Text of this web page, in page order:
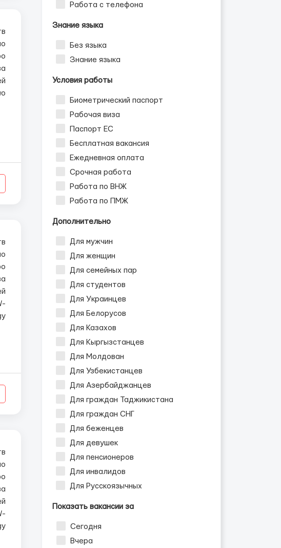
Работа с телефона
Знание языка
Без языка
Знание языка
Условия работы
Биометрический паспорт
Рабочая виза
Паспорт ЕС
Бесплатная вакансия
Ежедневная оплата
Срочная работа
Работа по ВНЖ
Работа по ПМЖ
Дополнительно
Для мужчин
Для женщин
Для семейных пар
Для студентов
Для Украинцев
Для Белорусов
Для Казахов
Для Кыргызстанцев
Для Молдован
Для Узбекистанцев
Для Азербайджанцев
Для граждан Таджикистана
Для граждан СНГ
Для беженцев
Для девушек
Для пенсионеров
Для инвалидов
Для Русскоязычных
Показать вакансии за
Сегодня
Вчера